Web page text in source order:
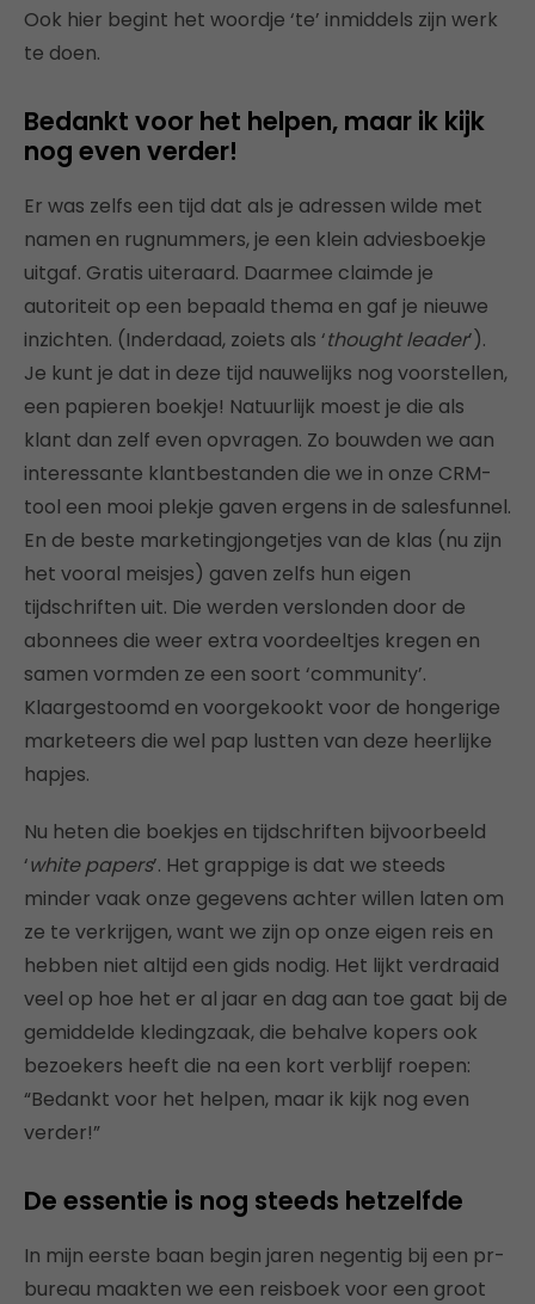
Ook hier begint het woordje ‘te’ inmiddels zijn werk
te doen.
Bedankt voor het helpen, maar ik kijk
nog even verder!
Er was zelfs een tijd dat als je adressen wilde met
namen en rugnummers, je een klein adviesboekje
uitgaf. Gratis uiteraard. Daarmee claimde je
autoriteit op een bepaald thema en gaf je nieuwe
inzichten. (Inderdaad, zoiets als ‘thought leader’).
Je kunt je dat in deze tijd nauwelijks nog voorstellen,
een papieren boekje! Natuurlijk moest je die als
klant dan zelf even opvragen. Zo bouwden we aan
interessante klantbestanden die we in onze CRM-
tool een mooi plekje gaven ergens in de salesfunnel.
En de beste marketingjongetjes van de klas (nu zijn
het vooral meisjes) gaven zelfs hun eigen
tijdschriften uit. Die werden verslonden door de
abonnees die weer extra voordeeltjes kregen en
samen vormden ze een soort ‘community’.
Klaargestoomd en voorgekookt voor de hongerige
marketeers die wel pap lustten van deze heerlijke
hapjes.
Nu heten die boekjes en tijdschriften bijvoorbeeld
‘white papers’. Het grappige is dat we steeds
minder vaak onze gegevens achter willen laten om
ze te verkrijgen, want we zijn op onze eigen reis en
hebben niet altijd een gids nodig. Het lijkt verdraaid
veel op hoe het er al jaar en dag aan toe gaat bij de
gemiddelde kledingzaak, die behalve kopers ook
bezoekers heeft die na een kort verblijf roepen:
“Bedankt voor het helpen, maar ik kijk nog even
verder!”
De essentie is nog steeds hetzelfde
In mijn eerste baan begin jaren negentig bij een pr-
bureau maakten we een reisboek voor een groot